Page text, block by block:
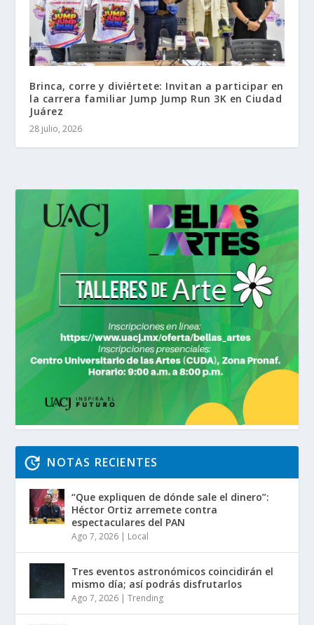
Brinca, corre y diviértete: Invitan a participar en
la carrera familiar Jump Jump Run 3K en Ciudad
Juárez
28 julio, 2026
NOTAS RECIENTES
“Que expliquen de dónde sale el dinero”:
Héctor Ortiz arremete contra
espectaculares del PAN
Ago 7, 2026 | Local
Tres eventos astronómicos coincidirán el
mismo día; así podrás disfrutarlos
Ago 7, 2026 |Trending